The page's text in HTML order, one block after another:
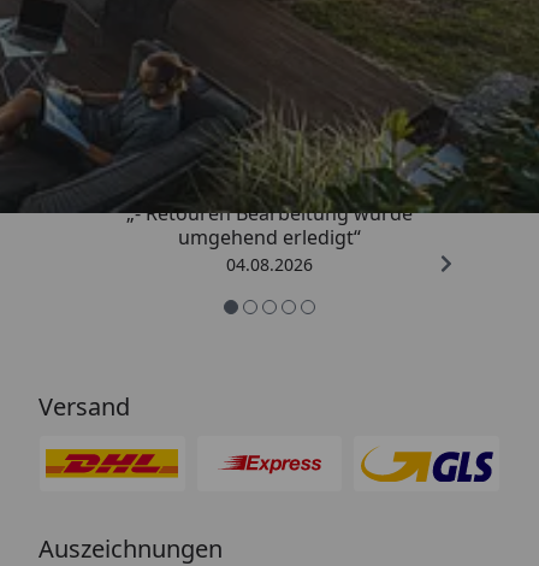
Trusted Shops
4,81/ 5
„- Retouren Bearbeitung wurde
umgehend erledigt“
04.08.2026
Versand
Auszeichnungen